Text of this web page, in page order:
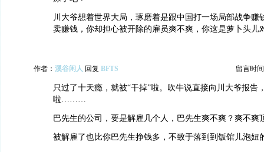
川大爷想着世界大局，琢磨着是跟中国打一场局部战争赚
卖赚钱，你却担心被开除的雇员爽不爽，你这是萝卜头儿
作者： 溪谷闲人 回复 BFTS 留言时
只过了十天瘾，就被“干掉”啦。吹牛说直接向川大爷报告
啦………
巴先生的公司，要是解雇几个人，巴先生爽不爽？爽不爽
被解雇了也比你巴先生挣钱多，不致于落到到饭馆儿泡妞